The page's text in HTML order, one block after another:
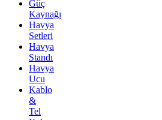
Güç
Kaynağı
Havya
Setleri
Havya
Standı
Havya
Ucu
Kablo
&
Tel